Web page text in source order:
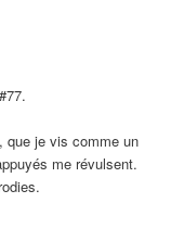
que je vis comme un
me révulsent.